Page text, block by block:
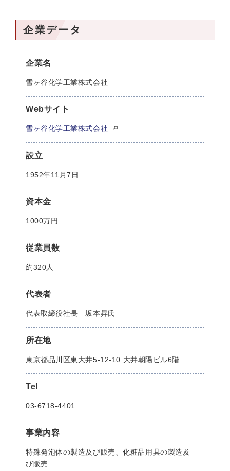
企業データ
企業名
雪ヶ谷化学工業株式会社
Webサイト
雪ヶ谷化学工業株式会社
設立
1952年11月7日
資本金
1000万円
従業員数
約320人
代表者
代表取締役社長 坂本昇氏
所在地
東京都品川区東大井5-12-10 大井朝陽ビル6階
Tel
03-6718-4401
事業内容
特殊発泡体の製造及び販売、化粧品用具の製造及
び販売